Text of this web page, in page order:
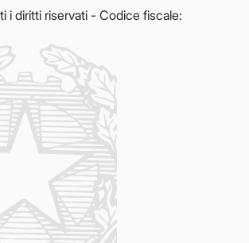
i diritti riservati - Codice fiscale: